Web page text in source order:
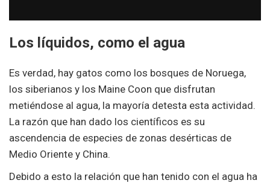
Los líquidos, como el agua
Es verdad, hay gatos como los bosques de Noruega,
los siberianos y los Maine Coon que disfrutan
metiéndose al agua, la mayoría detesta esta actividad.
La razón que han dado los científicos es su
ascendencia de especies de zonas desérticas de
Medio Oriente y China.
Debido a esto la relación que han tenido con el agua ha